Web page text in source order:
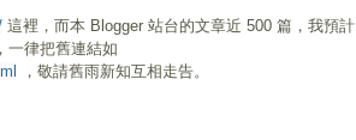
這裡，而本 Blogger 站台的文章近 500 篇，我預計
一律把舊連結如
，敬請舊雨新知互相走告。